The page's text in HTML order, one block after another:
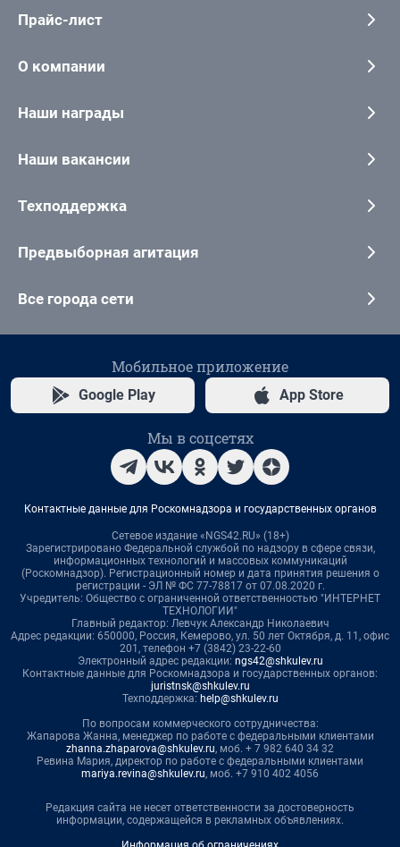
Прайс-лист
О компании
Наши награды
Наши вакансии
Техподдержка
Предвыборная агитация
Все города сети
Мобильное приложение
Google Play App Store
Мы в соцсетях
Контактные данные для Роскомнадзора и государственных органов
Сетевое издание «NGS42.RU» (18+)
Зарегистрировано Федеральной службой по надзору в сфере связи,
информационных технологий и массовых коммуникаций
(Роскомнадзор). Регистрационный номер и дата принятия решения о
регистрации - ЭЛ № ФС 77-78817 от 07.08.2020 г.
Учредитель: Общество с ограниченной ответственностью "ИНТЕРНЕТ
ТЕХНОЛОГИИ"
Главный редактор: Левчук Александр Николаевич
Адрес редакции: 650000, Россия, Кемерово, ул. 50 лет Октября, д. 11, офис
201, телефон +7 (3842) 23-22-60
Электронный адрес редакции: ngs42@shkulev.ru
Контактные данные для Роскомнадзора и государственных органов:
juristnsk@shkulev.ru
Техподдержка: help@shkulev.ru
По вопросам коммерческого сотрудничества:
Жапарова Жанна, менеджер по работе с федеральными клиентами
zhanna.zhaparova@shkulev.ru, моб. + 7 982 640 34 32
Ревина Мария, директор по работе с федеральными клиентами
mariya.revina@shkulev.ru, моб. +7 910 402 4056
Редакция сайта не несет ответственности за достоверность
информации, содержащейся в рекламных объявлениях.